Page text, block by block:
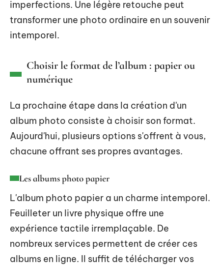
imperfections. Une légère retouche peut
transformer une photo ordinaire en un souvenir
intemporel.
Choisir le format de l’album : papier ou
numérique
La prochaine étape dans la création d'un
album photo consiste à choisir son format.
Aujourd'hui, plusieurs options s'offrent à vous,
chacune offrant ses propres avantages.
Les albums photo papier
L'album photo papier a un charme intemporel.
Feuilleter un livre physique offre une
expérience tactile irremplaçable. De
nombreux services permettent de créer ces
albums en ligne. Il suffit de télécharger vos